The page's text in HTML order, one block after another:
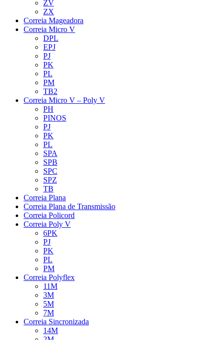
ZV
ZX
Correia Mageadora
Correia Micro V
DPL
EPJ
PJ
PK
PL
PM
TB2
Correia Micro V – Poly V
PH
PINOS
PJ
PK
PL
SPA
SPB
SPC
SPZ
TB
Correia Plana
Correia Plana de Transmissão
Correia Policord
Correia Poly V
6PK
PJ
PK
PL
PM
Correia Polyflex
11M
3M
5M
7M
Correia Sincronizada
14M